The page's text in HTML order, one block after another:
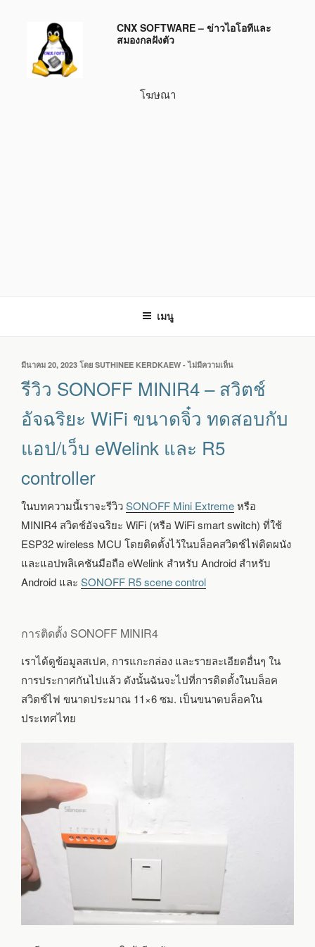
บทความ
CNX SOFTWARE – ข่าวไอโอทีและ
สมองกลฝังตัว
โฆษณา
เมนู
เขียน
วัน
ที่
มีนาคม 20, 2023 โดย SUTHINEE KERDKAEW -ไม่มีความเห็น
SONOFF
–
ทดสอบ
กับ
แอป/
เว็บ
และ
รีวิว SONOFF MINIR4 – สวิตช์
อัจฉริยะ WiFi ขนาดจิ๋ว ทดสอบกับ
แอป/เว็บ eWelink และ R5
controller
ในบทความนี้เราจะรีวิวSONOFF Mini Extremeหรือ
MINIR4 สวิตช์อัจฉริยะ WiFi (หรือ WiFi smart switch) ที่ใช้
ESP32 wireless MCU โดยติดตั้งไว้ในบล็อคสวิตช์ไฟติดผนัง
และแอปพลิเคชันมือถือ eWelink สำหรับ Android สำหรับ
Android และ SONOFF R5 scene control
การติดตั้ง SONOFF MINIR4
เราได้ดูข้อมูลสเปค, การแกะกล่อง และรายละเอียดอื่นๆ ใน
การประกาศกันไปแล้ว ดังนั้นฉันจะไปที่การติดตั้งในบล็อค
สวิตช์ไฟ ขนาดประมาณ 11×6 ซม. เป็นขนาดบล็อคใน
ประเทศไทย